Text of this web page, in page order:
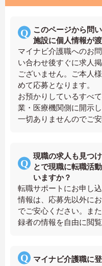
このページから問
施設に個人情報が
マイナビ介護職へのお
い合わせ後すぐに求人
ございません。ご本人
めて応募となります。
お預かりしているすべ
業・医療機関側に開示
一切ありませんのでご安
現職の求人も見つ
とで現職に転職活
いますか？
転職サポートにお申し
情報は、応募先以外に
でご安心ください。ま
録者の情報を自由に閲
マイナビ介護職に